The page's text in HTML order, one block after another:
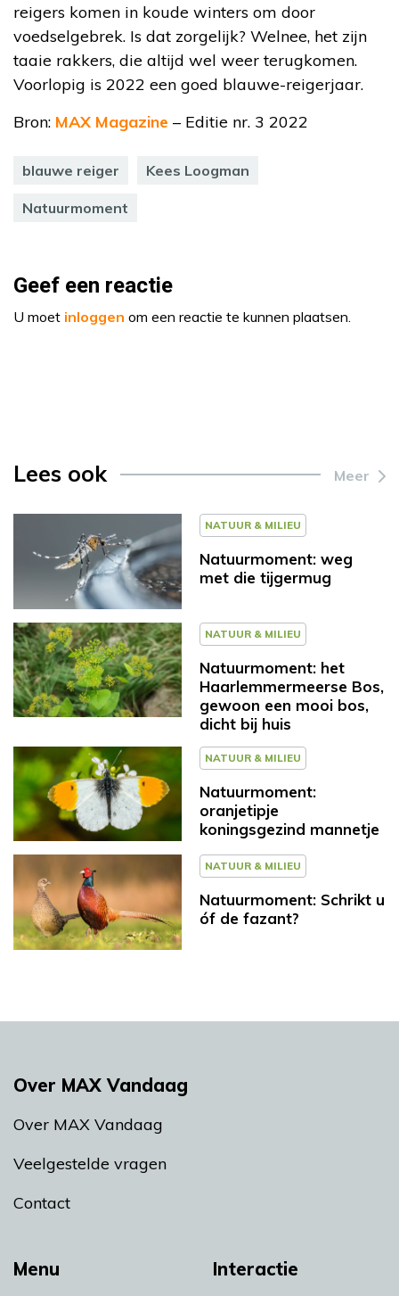
reigers komen in koude winters om door
voedselgebrek. Is dat zorgelijk? Welnee, het zijn
taaie rakkers, die altijd wel weer terugkomen.
Voorlopig is 2022 een goed blauwe-reigerjaar.
Bron: MAX Magazine – Editie nr. 3 2022
blauwe reiger Kees Loogman
Natuurmoment
Geef een reactie
U moet inloggen om een reactie te kunnen plaatsen.
Lees ook Meer
NATUUR & MILIEU
Natuurmoment: weg
met die tijgermug
NATUUR & MILIEU
Natuurmoment: het
Haarlemmermeerse Bos,
gewoon een mooi bos,
dicht bij huis
NATUUR & MILIEU
Natuurmoment:
oranjetipje
koningsgezind mannetje
NATUUR & MILIEU
Natuurmoment: Schrikt u
óf de fazant?
Menu Interactie
Over MAX Vandaag
Over MAX Vandaag
Veelgestelde vragen
Contact